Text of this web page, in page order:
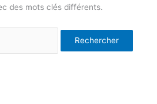
des mots clés différents.